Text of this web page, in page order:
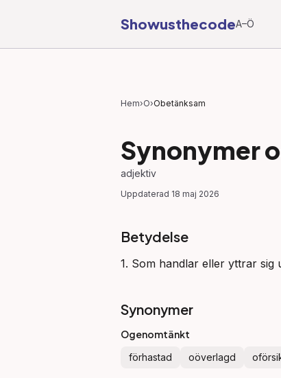
ShowusthecodeA–Ö
Hem›O›Obetänksam
Synonymer
adjektiv
Uppdaterad 18 maj 2026
Betydelse
1. Som handlar eller yttrar
Synonymer
Ogenomtänkt
förhastad oöverlagd